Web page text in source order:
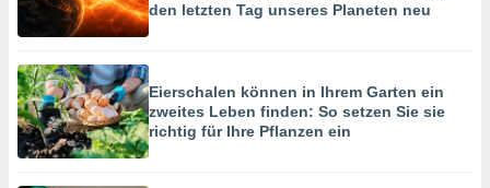
den letzten Tag unseres Planeten neu
Eierschalen können in Ihrem Garten ein
zweites Leben finden: So setzen Sie sie
richtig für Ihre Pflanzen ein